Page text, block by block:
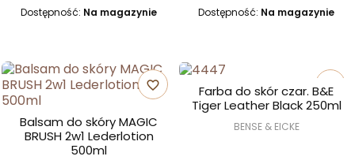
Dostępność: Na magazynie Dostępność: Na magazynie
favorite_border
Balsam do skóry MAGIC
BRUSH 2w1 Lederlotion
500ml
favorite_border
Farba do skór czar. B&E
Tiger Leather Black 250ml
BENSE & EICKE